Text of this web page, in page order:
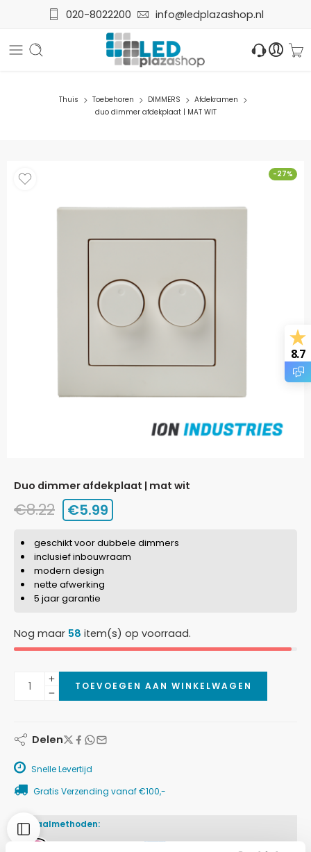
020-8022200 info@ledplazashop.nl
Thuis Toebehoren DIMMERS
Afdekramen
duo dimmer afdekplaat | MAT WIT
-27%
duo dimmer afdekplaat | mat wit
€8.22 €5.99
geschikt voor dubbele dimmers
inclusief inbouwraam
modern design
nette afwerking
5 jaar garantie
Nog maar 58 item(s) op voorraad.
TOEVOEGEN AAN WINKELWAGEN
Delen
Snelle Levertijd
Gratis Verzending vanaf €100,-
Betaalmethoden:
8.7